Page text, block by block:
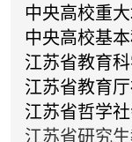
中央高校重
中央高校基
江苏省教育
江苏省教育
江苏省哲学
江苏省研究